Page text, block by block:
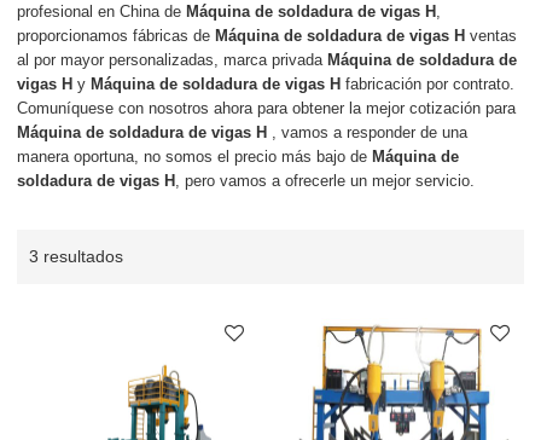
profesional en China de Máquina de soldadura de vigas H
proporcionamos fábricas de Máquina de soldadura de vigas H ventas
al por mayor personalizadas, marca privada Máquina de soldadura de
vigas H y Máquina de soldadura de vigas H fabricación por contrato.
Comuníquese con nosotros ahora para obtener la mejor cotización para
Máquina de soldadura de vigas H
, vamos a responder de una
manera oportuna, no somos el precio más bajo de Máquina de
soldadura de vigas H
, pero vamos a ofrecerle un mejor servicio.
3 resultados